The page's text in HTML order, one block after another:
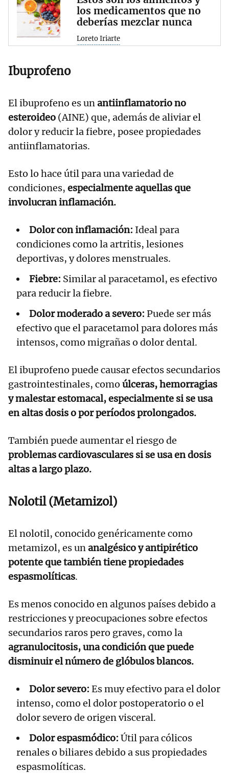
los medicamentos que no
deberías mezclar nunca
Loreto Iriarte
Ibuprofeno
El ibuprofeno es unantiinflamatorio no
esteroideo (AINE) que, además de aliviar el
dolor y reducir la fiebre, posee propiedades
antiinflamatorias.
Esto lo hace útil para una variedad de
condiciones, especialmente aquellas que
involucran inflamación.
Dolor con inflamación: Ideal para
condiciones como la artritis, lesiones
deportivas, y dolores menstruales.
Fiebre: Similar al paracetamol, es efectivo
para reducir la fiebre.
Dolor moderado a severo: Puede ser más
efectivo que el paracetamol para dolores más
intensos, como migrañas o dolor dental.
El ibuprofeno puede causar efectos secundarios
gastrointestinales, como úlceras, hemorragias
y malestar estomacal, especialmente si se usa
en altas dosis o por períodos prolongados.
También puede aumentar el riesgo de
problemas cardiovasculares si se usa en dosis
altas a largo plazo.
Nolotil (Metamizol)
El nolotil, conocido genéricamente como
metamizol, es unanalgésico y antipirético
potente que también tiene propiedades
espasmolíticas.
Es menos conocido en algunos países debido a
restricciones y preocupaciones sobre efectos
secundarios raros pero graves, como la
agranulocitosis, una condición que puede
disminuir el número de glóbulos blancos.
Dolor severo: Es muy efectivo para el dolor
intenso, como el dolor postoperatorio o el
dolor severo de origen visceral.
Dolor espasmódico: Útil para cólicos
renales o biliares debido a sus propiedades
espasmolíticas.